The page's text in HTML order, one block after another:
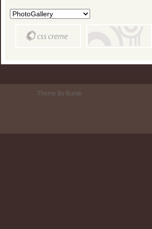
Theme By Burak